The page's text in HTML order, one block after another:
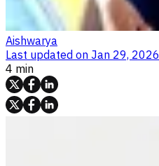
Aishwarya
Last updated on Jan 29, 2026
4 min